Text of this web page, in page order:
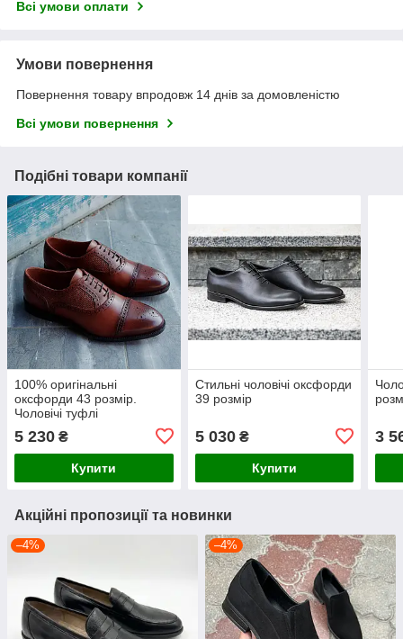
Всі умови оплати
Умови повернення
Повернення товару впродовж 14 днів за домовленістю
Всі умови повернення
Подібні товари компанії
100% оригінальні
оксфорди 43 розмір.
Чоловічі туфлі
5 230 ₴
Купити
Стильні чоловічі оксфорди
39 розмір
5 030₴
Купити
3
Акційні пропозиції та новинки
–4% –4%